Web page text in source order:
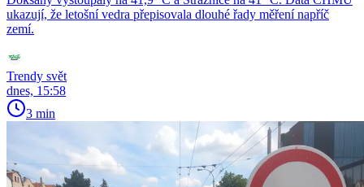
ukazují, že letošní vedra přepisovala dlouhé řady měření napříč
zemí.
Trendy svět
dnes, 15:58
3 min